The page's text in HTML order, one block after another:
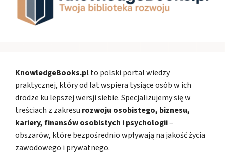
KnowledgeBooks.plto polski portal wiedzy
praktycznej, który od lat wspiera tysiące osób w ich
drodze ku lepszej wersji siebie. Specjalizujemy się w
treściach z zakresu rozwoju osobistego, biznesu,
kariery, finansów osobistych i psychologii–
obszarów, które bezpośrednio wpływają na jakość życia
zawodowego i prywatnego.